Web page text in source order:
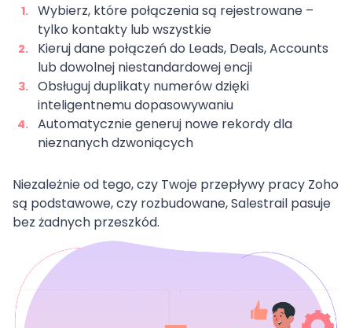
Wybierz, które połączenia są rejestrowane –
tylko kontakty lub wszystkie
Kieruj dane połączeń do Leads, Deals, Accounts
lub dowolnej niestandardowej encji
Obsługuj duplikaty numerów dzięki
inteligentnemu dopasowywaniu
Automatycznie generuj nowe rekordy dla
nieznanych dzwoniących
Niezależnie od tego, czy Twoje przepływy pracy Zoho
są podstawowe, czy rozbudowane, Salestrail pasuje
bez żadnych przeszkód.